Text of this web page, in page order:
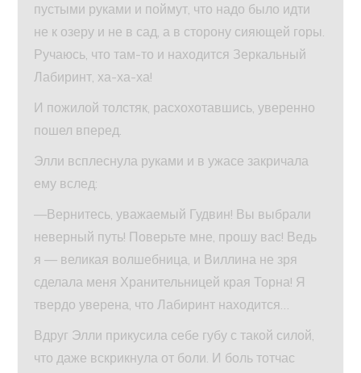
пустыми руками и поймут, что надо было идти
не к озеру и не в сад, а в сторону сияющей горы.
Ручаюсь, что там-то и находится Зеркальный
Лабиринт, ха-ха-ха!
И пожилой толстяк, расхохотавшись, уверенно
пошел вперед.
Элли всплеснула руками и в ужасе закричала
ему вслед:
—Вернитесь, уважаемый Гудвин! Вы выбрали
неверный путь! Поверьте мне, прошу вас! Ведь
я — великая волшебница, и Виллина не зря
сделала меня Хранительницей края Торна! Я
твердо уверена, что Лабиринт находится…
Вдруг Элли прикусила себе губу с такой силой,
что даже вскрикнула от боли. И боль тотчас